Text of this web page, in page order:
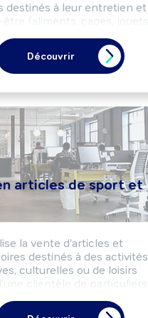
destinés à leur entretien et
(aliments, cages, jouets,
les règles d'hygiène et de
la stratégie commerciale de
l'entreprise.
Découvrir
articles de sport et
la vente d'articles et
destinés à des activités
culturelles ou de loisirs
clientèle de particuliers
stratégie et les objectifs